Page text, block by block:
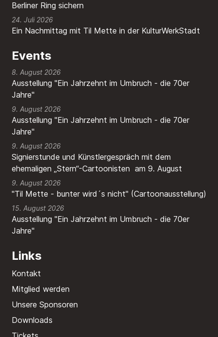
Berliner Ring sichern
Ein Nachmittag mit Til Mette in der KulturWerkStadt
24. Juli 2026
Events
8. August 2026
Ausstellung "Ein Jahrzehnt im Umbruch - die 70er
Jahre"
9. August 2026
Ausstellung "Ein Jahrzehnt im Umbruch - die 70er
Jahre"
9. August 2026
Signierstunde und Künstlergespräch mit dem
ehemaligen „Stern“-Cartoonisten am 9. August
9. August 2026
"Til Mette - bunter wird´s nicht" (Cartoonausstellung)
15. August 2026
Ausstellung "Ein Jahrzehnt im Umbruch - die 70er
Jahre"
Links
Kontakt
Mitglied werden
Unsere Sponsoren
Downloads